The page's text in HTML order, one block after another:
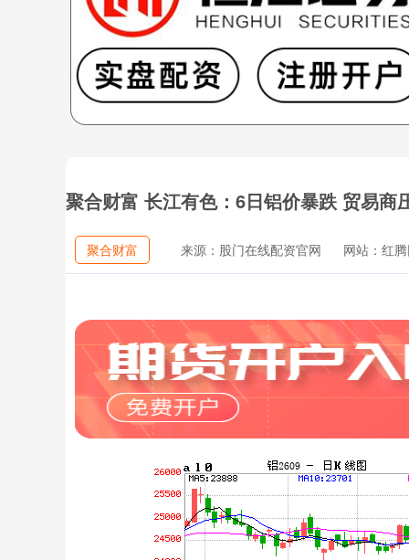
聚合财富 长江有色：6日铝价暴跌 贸易商
聚合财富 来源：股门在线配资官网 网站：红